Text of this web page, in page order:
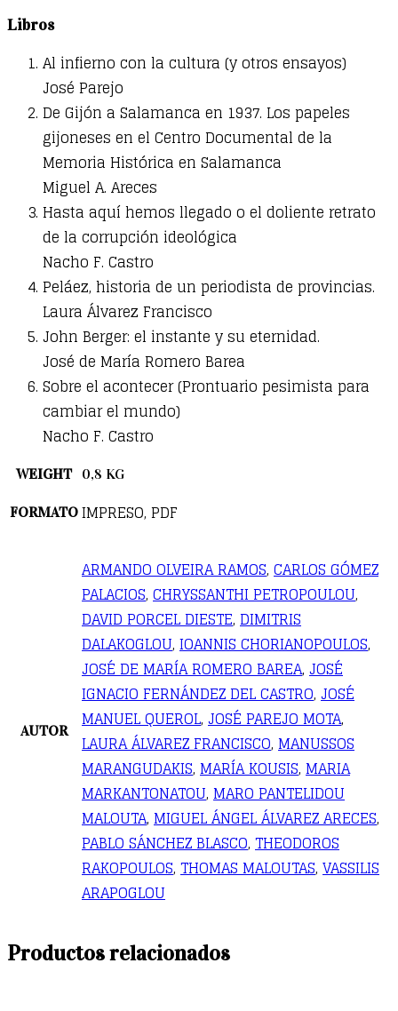
Libros
Al infierno con la cultura (y otros ensayos)
José Parejo
De Gijón a Salamanca en 1937. Los papeles
gijoneses en el Centro Documental de la
Memoria Histórica en Salamanca
Miguel A. Areces
Hasta aquí hemos llegado o el doliente retrato
de la corrupción ideológica
Nacho F. Castro
Peláez, historia de un periodista de provincias.
Laura Álvarez Francisco
John Berger: el instante y su eternidad.
José de María Romero Barea
Sobre el acontecer (Prontuario pesimista para
cambiar el mundo)
Nacho F. Castro
WEIGHT 0,8 KG
FORMATO IMPRESO, PDF
AUTOR
ARMANDO OLVEIRA RAMOS, CARLOS GÓMEZ
PALACIOS, CHRYSSANTHI PETROPOULOU,
DAVID PORCEL DIESTE, DIMITRIS
DALAKOGLOU, IOANNIS CHORIANOPOULOS,
JOSÉ DE MARÍA ROMERO BAREA, JOSÉ
IGNACIO FERNÁNDEZ DEL CASTRO, JOSÉ
MANUEL QUEROL, JOSÉ PAREJO MOTA,
LAURA ÁLVAREZ FRANCISCO, MANUSSOS
MARANGUDAKIS, MARÍA KOUSIS, MARIA
MARKANTONATOU, MARO PANTELIDOU
MALOUTA, MIGUEL ÁNGEL ÁLVAREZ ARECES,
PABLO SÁNCHEZ BLASCO, THEODOROS
RAKOPOULOS, THOMAS MALOUTAS, VASSILIS
ARAPOGLOU
Productos relacionados